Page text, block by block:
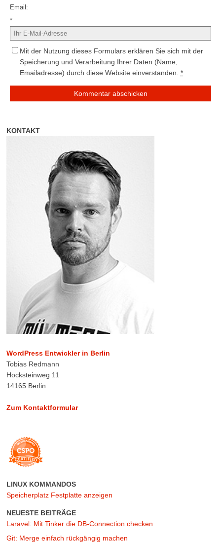
Email
*
Mit der Nutzung dieses Formulars erklären Sie sich mit der
Speicherung und Verarbeitung Ihrer Daten (Name,
Emailadresse) durch diese Website einverstanden. *
KONTAKT
WordPress Entwickler in Berlin
Tobias Redmann
Hocksteinweg 11
14165 Berlin
Zum Kontaktformular
LINUX KOMMANDOS
Speicherplatz Festplatte anzeigen
NEUESTE BEITRÄGE
Laravel: Mit Tinker die DB-Connection checken
Git: Merge einfach rückgängig machen